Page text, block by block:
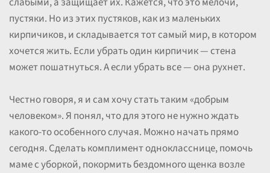
пустяки. Но из этих пустяков, как из маленьких
кирпичиков, и складывается тот самый мир, в котором
хочется жить. Если убрать один кирпичик — стена
может пошатнуться. А если убрать все — она рухнет.
Честно говоря, я и сам хочу стать таким «добрым
человеком». Я понял, что для этого не нужно ждать
какого-то особенного случая. Можно начать прямо
сегодня. Сделать комплимент однокласснице, помочь
маме с уборкой, покормить бездомного щенка возле